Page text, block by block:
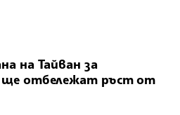
на Тайван за
ще отбележат ръст от